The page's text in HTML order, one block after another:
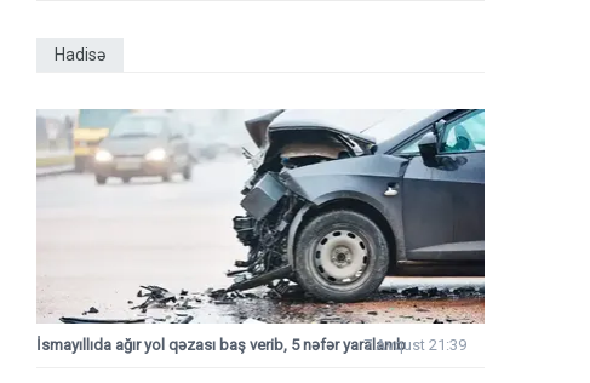
Hadisə
İsmayıllıda ağır yol qəzası baş verib, 5 nəfər yaralanıb7 Avqust 21:39